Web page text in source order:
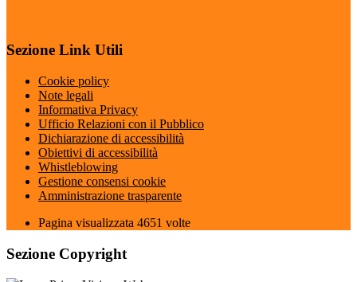
Sezione Link Utili
Cookie policy
Note legali
Informativa Privacy
Ufficio Relazioni con il Pubblico
Dichiarazione di accessibilità
Obiettivi di accessibilità
Whistleblowing
Gestione consensi cookie
Amministrazione trasparente
Pagina visualizzata 4651 volte
Sezione Copyright